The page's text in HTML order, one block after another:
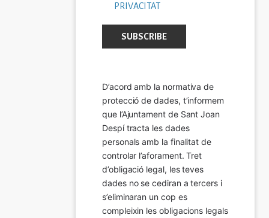
PRIVACITAT
D’acord amb la normativa de
protecció de dades, t’informem
que l’Ajuntament de Sant Joan
Despí tracta les dades
personals amb la finalitat de
controlar l’aforament. Tret
d’obligació legal, les teves
dades no se cediran a tercers i
s’eliminaran un cop es
compleixin les obligacions legals